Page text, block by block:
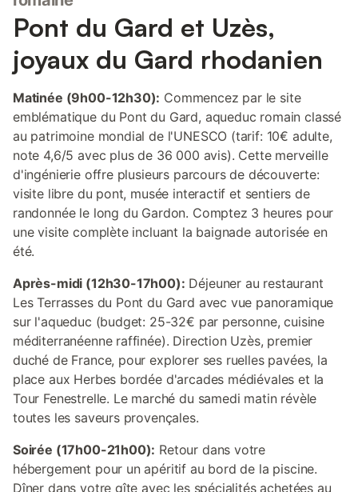
Pont du Gard et Uzès,
joyaux du Gard rhodanien
Matinée (9h00-12h30): Commencez par le site
emblématique du Pont du Gard, aqueduc romain classé
au patrimoine mondial de l'UNESCO (tarif: 10€ adulte,
note 4,6/5 avec plus de 36 000 avis). Cette merveille
d'ingénierie offre plusieurs parcours de découverte:
visite libre du pont, musée interactif et sentiers de
randonnée le long du Gardon. Comptez 3 heures pour
une visite complète incluant la baignade autorisée en
été.
Après-midi (12h30-17h00): Déjeuner au restaurant
Les Terrasses du Pont du Gard avec vue panoramique
sur l'aqueduc (budget: 25-32€ par personne, cuisine
méditerranéenne raffinée). Direction Uzès, premier
duché de France, pour explorer ses ruelles pavées, la
place aux Herbes bordée d'arcades médiévales et la
Tour Fenestrelle. Le marché du samedi matin révèle
toutes les saveurs provençales.
Soirée (17h00-21h00): Retour dans votre
hébergement pour un apéritif au bord de la piscine.
Dîner dans votre gîte avec les spécialités achetées au